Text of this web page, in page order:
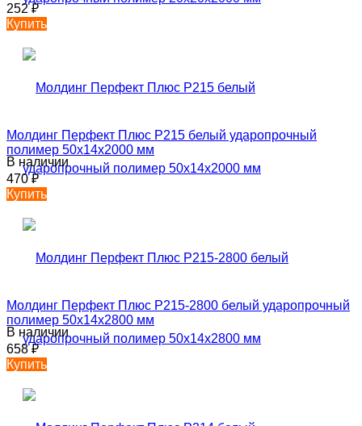
252₽
Купить
Молдинг Перфект Плюс P215 белый ударопрочный
полимер 50х14х2000 мм
В наличии
470₽
Купить
Молдинг Перфект Плюс P215-2800 белый ударопрочный
полимер 50х14х2800 мм
В наличии
658₽
Купить